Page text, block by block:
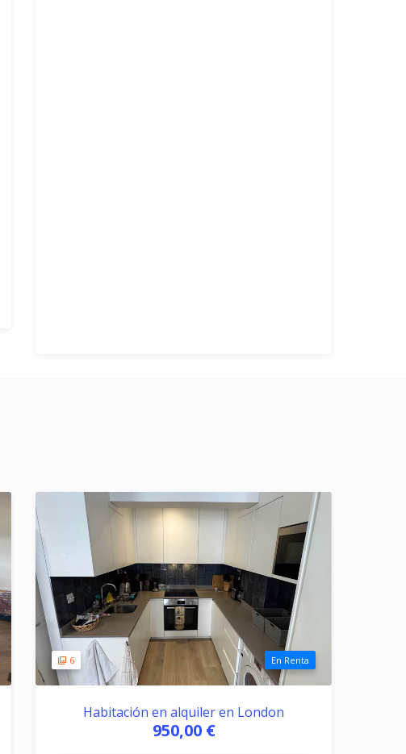
6 En Renta
Habitación en alquiler en London
950,00 €